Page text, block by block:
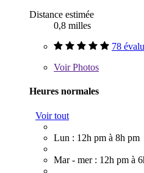
Distance estimée
0,8 milles
78
VoirPhotos
Heures normales
Voir tout
Lun : 12h pm à 8h pm
Mar - mer : 12h pm à